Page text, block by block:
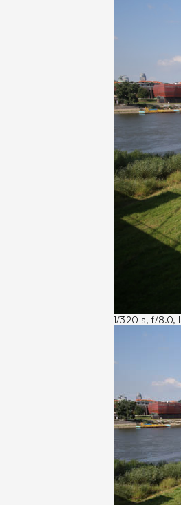
1/320 s, f/8.0,